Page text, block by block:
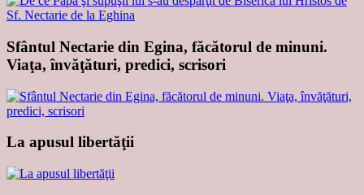
Sfântul Nectarie din Egina, făcătorul de minuni.
Viaţa, învăţături, predici, scrisori
La apusul libertăţii